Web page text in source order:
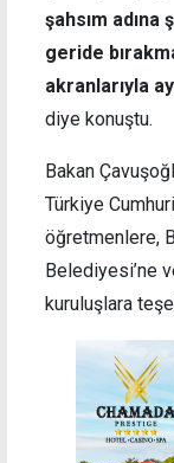
şahsım
geride
akranlarıyla
diye konuştu.
Bakan
Türkiye
öğretmenlere,
Belediyesi’ne
kuruluşlara